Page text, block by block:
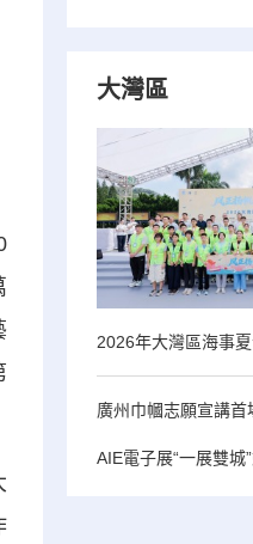
大灣區
2026年大灣區海事
廣州巾幗志願宣講
AIE電子展“一展雙城